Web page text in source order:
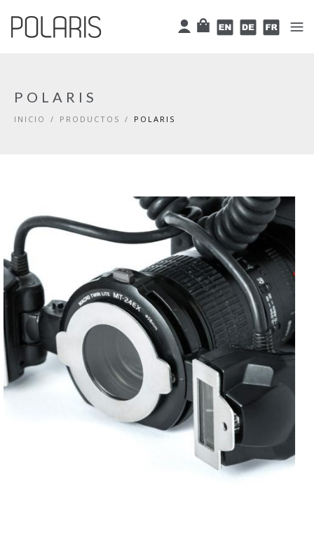
Cart
User English Deutsch
POLARIS
INICIO / PRODUCTOS / POLARIS